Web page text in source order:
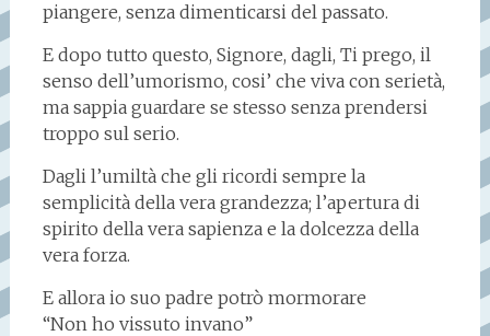
piangere, senza dimenticarsi del passato.
E dopo tutto questo, Signore, dagli, Ti prego, il
senso dell’umorismo, cosi’ che viva con serietà,
ma sappia guardare se stesso senza prendersi
troppo sul serio.
Dagli l’umiltà che gli ricordi sempre la
semplicità della vera grandezza; l’apertura di
spirito della vera sapienza e la dolcezza della
vera forza.
E allora io suo padre potrò mormorare
“Non ho vissuto invano”